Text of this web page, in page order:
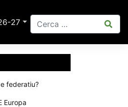
27
federatiu?
Europa